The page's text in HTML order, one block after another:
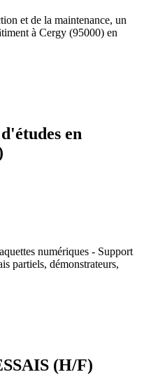
et de la maintenance, un
à Cergy (95000) en
en
numériques - Support
partiels, démonstrateurs,
(H/F)